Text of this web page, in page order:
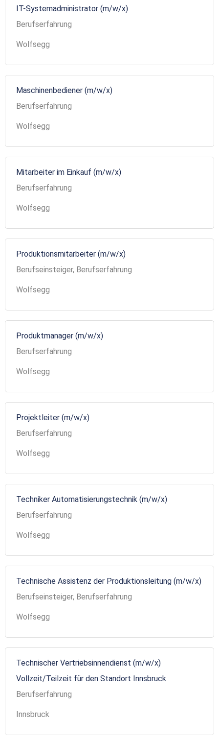
IT-Systemadministrator (m/w/x)
Berufserfahrung
Wolfsegg
Maschinenbediener (m/w/x)
Berufserfahrung
Wolfsegg
Mitarbeiter im Einkauf (m/w/x)
Berufserfahrung
Wolfsegg
Produktionsmitarbeiter (m/w/x)
Berufseinsteiger, Berufserfahrung
Wolfsegg
Produktmanager (m/w/x)
Berufserfahrung
Wolfsegg
Projektleiter (m/w/x)
Berufserfahrung
Wolfsegg
Techniker Automatisierungstechnik (m/w/x)
Berufserfahrung
Wolfsegg
Technische Assistenz der Produktionsleitung (m/w/x)
Berufseinsteiger, Berufserfahrung
Wolfsegg
Technischer Vertriebsinnendienst (m/w/x)
Vollzeit/Teilzeit für den Standort Innsbruck
Berufserfahrung
Innsbruck